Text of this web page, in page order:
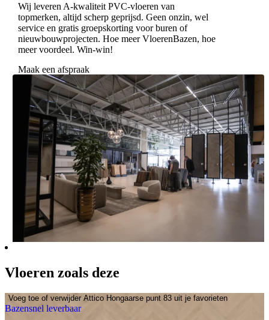
Wij leveren A-kwaliteit PVC-vloeren van
topmerken, altijd scherp geprijsd. Geen onzin, wel
service en gratis groepskorting voor buren of
nieuwbouwprojecten. Hoe meer VloerenBazen, hoe
meer voordeel. Win-win!
Maak een afspraak
Vloeren zoals deze
Voeg toe of verwijder Attico Hongaarse punt 83 uit je favorieten
Bazensnel leverbaar